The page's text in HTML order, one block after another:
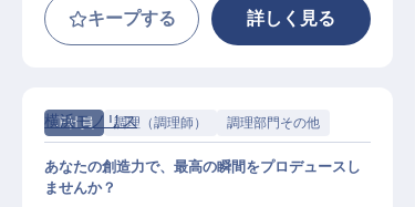
キープする 詳しく見る
正社員 調理（調理師） 調理部門その他
横浜モノリス
あなたの創造力で、最高の瞬間をプロデュースし
ませんか？